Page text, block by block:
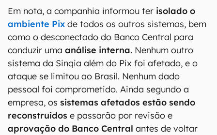
Em nota, a companhia informou ter isolado o
ambiente Pix de todos os outros sistemas, bem
como o desconectado do Banco Central para
conduzir uma análise interna. Nenhum outro
sistema da Sinqia além do Pix foi afetado, e o
ataque se limitou ao Brasil. Nenhum dado
pessoal foi comprometido. Ainda segundo a
empresa, os sistemas afetados estão sendo
reconstruídos e passarão por revisão e
aprovação do Banco Central antes de voltar